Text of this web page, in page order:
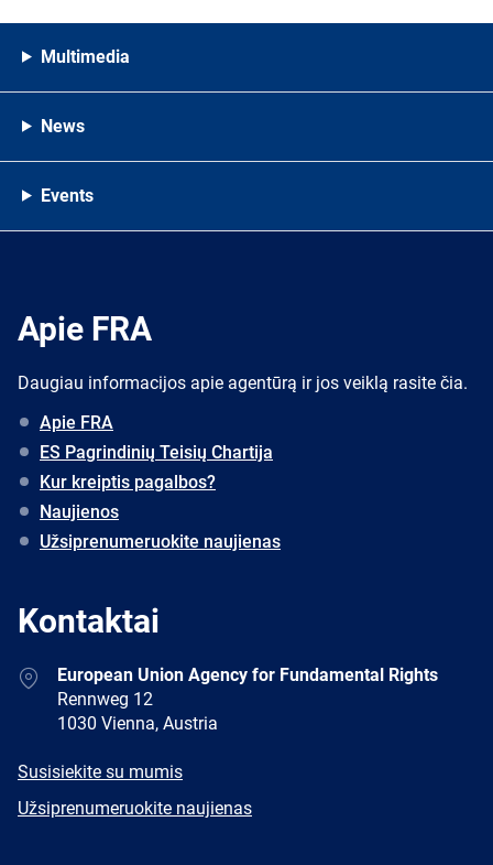
Multimedia
News
Events
Apie FRA
Daugiau informacijos apie agentūrą ir jos veiklą rasite čia.
Apie FRA
ES Pagrindinių Teisių Chartija
Kur kreiptis pagalbos?
Naujienos
Užsiprenumeruokite naujienas
Kontaktai
AddressEuropean Union Agency for Fundamental Rights
Rennweg 12
1030 Vienna, Austria
E-
Susisiekite su mumis
Newsletter
Užsiprenumeruokite naujienas